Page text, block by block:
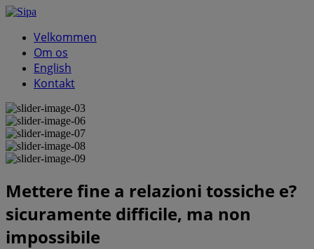
Velkommen
Om os
English
Kontakt
Mettere fine a relazioni tossiche e?
sicuramente difficile, ma non
impossibile